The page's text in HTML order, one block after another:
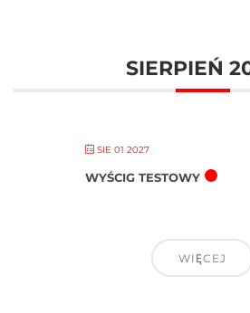
SIERPIEŃ
SIE 01 2027
WYŚCIG TESTOWY
WIĘCEJ